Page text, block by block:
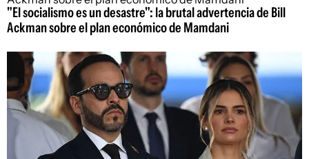
"El socialismo es un desastre": la brutal advertencia de Bill
Ackman sobre el plan económico de Mamdani